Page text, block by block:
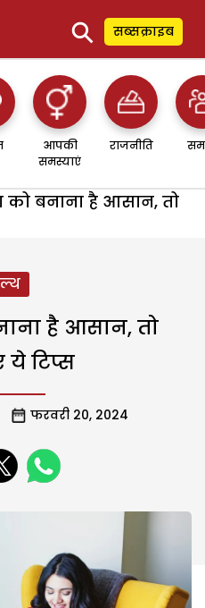
⚲ सब्सक्राइब
आपकी
समस्याएं
राजनीति
को बनाना है आसान, तो
है आसान, तो
टिप्स
फरवरी 20, 2024